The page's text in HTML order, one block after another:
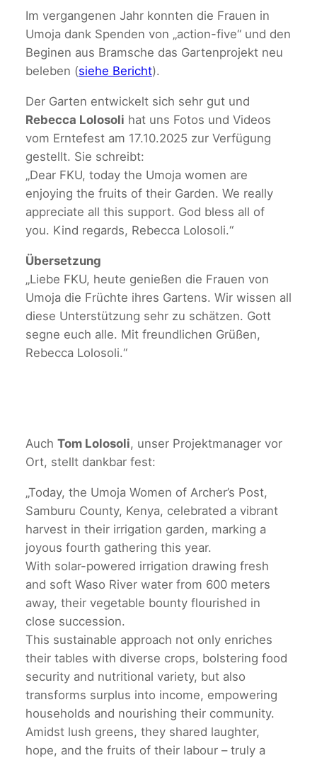
Im vergangenen Jahr konnten die Frauen in
Umoja dank Spenden von „action-five“ und den
Beginen aus Bramsche das Gartenprojekt neu
beleben (siehe Bericht).
Der Garten entwickelt sich sehr gut und
Rebecca Lolosoli hat uns Fotos und Videos
vom Erntefest am 17.10.2025 zur Verfügung
gestellt. Sie schreibt:
„Dear FKU, today the Umoja women are
enjoying the fruits of their Garden. We really
appreciate all this support. God bless all of
you. Kind regards, Rebecca Lolosoli.“
Übersetzung
„Liebe FKU, heute genießen die Frauen von
Umoja die Früchte ihres Gartens. Wir wissen all
diese Unterstützung sehr zu schätzen. Gott
segne euch alle. Mit freundlichen Grüßen,
Rebecca Lolosoli.“
Auch Tom Lolosoli, unser Projektmanager vor
Ort, stellt dankbar fest:
„Today, the Umoja Women of Archer’s Post,
Samburu County, Kenya, celebrated a vibrant
harvest in their irrigation garden, marking a
joyous fourth gathering this year.
With solar-powered irrigation drawing fresh
and soft Waso River water from 600 meters
away, their vegetable bounty flourished in
close succession.
This sustainable approach not only enriches
their tables with diverse crops, bolstering food
security and nutritional variety, but also
transforms surplus into income, empowering
households and nourishing their community.
Amidst lush greens, they shared laughter,
hope, and the fruits of their labour – truly a